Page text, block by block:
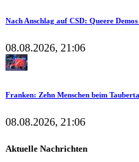
Nach Anschlag auf CSD: Queere
08.08.2026, 21:06
Franken: Zehn Menschen beim
08.08.2026, 21:06
Aktuelle Nachrichten